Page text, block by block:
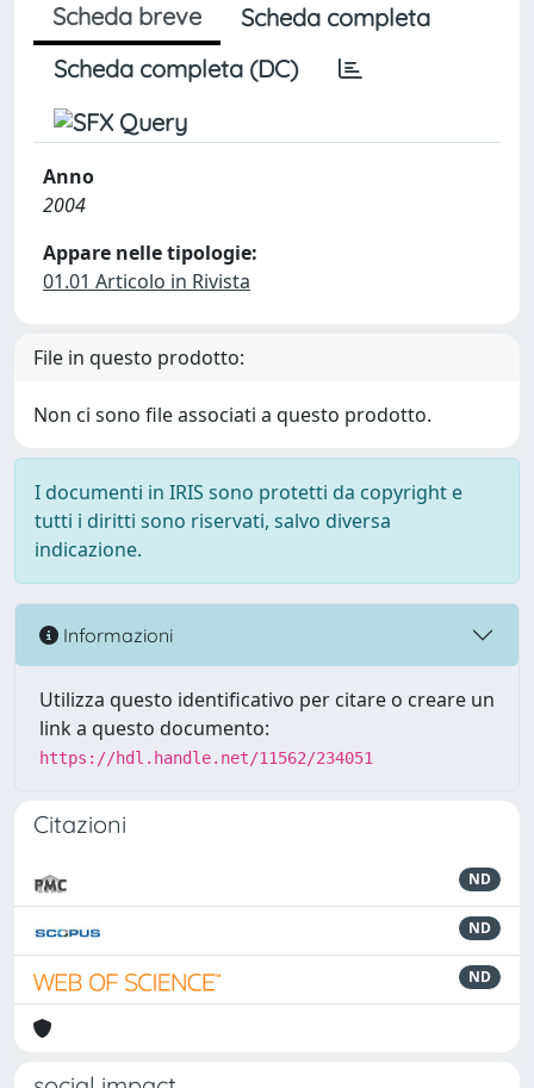
Scheda breve
Scheda completa
Scheda completa (DC)
Anno
2004
Appare nelle tipologie:
01.01 Articolo in Rivista
File in questo prodotto:
Non ci sono file associati a questo prodotto.
I documenti in IRIS sono protetti da copyright e
tutti i diritti sono riservati, salvo diversa
indicazione.
Informazioni
Utilizza questo identificativo per citare o creare un
link a questo documento:
https://hdl.handle.net/11562/234051
Citazioni
ND
ND
ND